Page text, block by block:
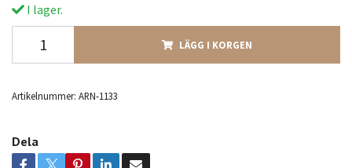
I lager.
LÄGG I KORGEN
Artikelnummer: ARN-1133
Dela